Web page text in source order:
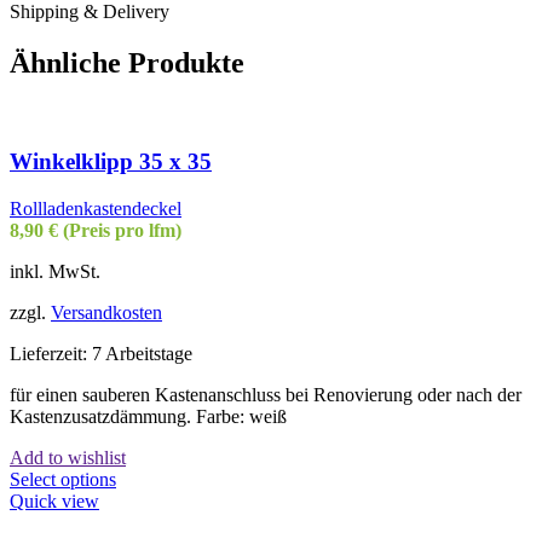
Shipping & Delivery
Ähnliche Produkte
Winkelklipp 35 x 35
Rollladenkastendeckel
8,90 € (Preis pro lfm)
inkl. MwSt.
zzgl. Versandkosten
Lieferzeit: 7 Arbeitstage
für einen sauberen Kastenanschluss bei Renovierung oder nach der
Kastenzusatzdämmung. Farbe: weiß
Add to wishlist
Select options
Quick view